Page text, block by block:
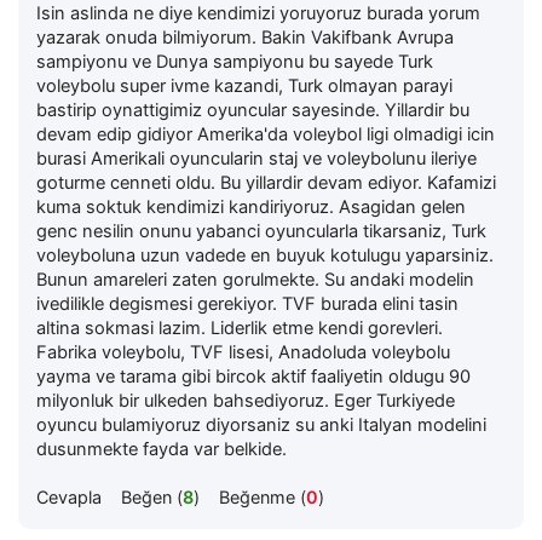
Isin aslinda ne diye kendimizi yoruyoruz burada yorum
yazarak onuda bilmiyorum. Bakin Vakifbank Avrupa
sampiyonu ve Dunya sampiyonu bu sayede Turk
voleybolu super ivme kazandi, Turk olmayan parayi
bastirip oynattigimiz oyuncular sayesinde. Yillardir bu
devam edip gidiyor Amerika'da voleybol ligi olmadigi icin
burasi Amerikali oyuncularin staj ve voleybolunu ileriye
goturme cenneti oldu. Bu yillardir devam ediyor. Kafamizi
kuma soktuk kendimizi kandiriyoruz. Asagidan gelen
genc nesilin onunu yabanci oyuncularla tikarsaniz, Turk
voleyboluna uzun vadede en buyuk kotulugu yaparsiniz.
Bunun amareleri zaten gorulmekte. Su andaki modelin
ivedilikle degismesi gerekiyor. TVF burada elini tasin
altina sokmasi lazim. Liderlik etme kendi gorevleri.
Fabrika voleybolu, TVF lisesi, Anadoluda voleybolu
yayma ve tarama gibi bircok aktif faaliyetin oldugu 90
milyonluk bir ulkeden bahsediyoruz. Eger Turkiyede
oyuncu bulamiyoruz diyorsaniz su anki Italyan modelini
dusunmekte fayda var belkide.
Cevapla Beğen (8) Beğenme (0)